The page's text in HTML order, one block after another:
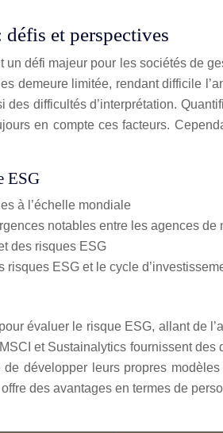
et perspectives
un défi majeur pour les sociétés de
demeure limitée, rendant difficile
des difficultés d’interprétation.
en compte ces facteurs.
ESG
à l’échelle mondiale
notables entre les agences de
des risques ESG
ESG et le cycle
évaluer le risque ESG, allant de
et Sustainalytics fournissent
développer leurs propres
des avantages en termes de